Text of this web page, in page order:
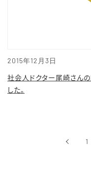
2015年12月3日
社会人ドクター尾崎さん
した。
‹前へ 1